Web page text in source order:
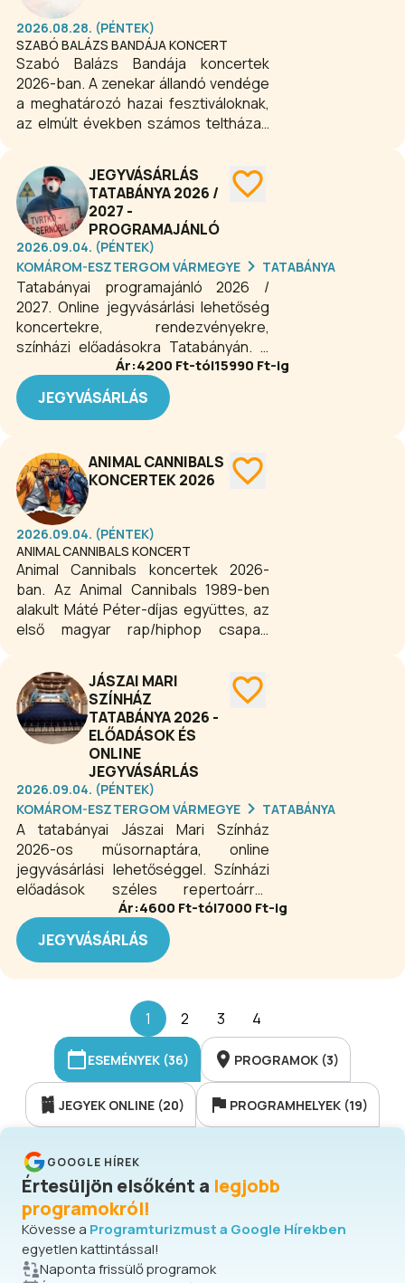
2026.08.28. (PÉNTEK)
SZABÓ BALÁZS BANDÁJA KONCERT
Szabó Balázs Bandája koncertek
2026-ban. A zenekar állandó vendége
a meghatározó hazai fesztiváloknak,
az elmúlt években számos teltházas
vidéken, külföldön pedig olyan neves
külföldi fesztiválon is
bemutatkozhattak már, mint a
hollandiai Eurosonic, ami Európa
legnagyobb showcase fesztiválja.
JEGYVÁSÁRLÁS
TATABÁNYA 2026 /
2027 -
PROGRAMAJÁNLÓ
2026.09.04. (PÉNTEK)
KOMÁROM-ESZTERGOM VÁRMEGYE
TATABÁNYA
Tatabányai programajánló 2026 /
2027. Online jegyvásárlási lehetőség
koncertekre, rendezvényekre,
színházi előadásokra Tatabányán. A
város kulturális élete virágzó. A
különböző helyszíneken számos
eseményt, fesztivált és kiállítás
rendeznek. A hely bővelkedik
szórakozási lehetőségekkel együtt
vonzzák a turistákat.
Ár:4200 Ft-tól15990 Ft-ig
JEGYVÁSÁRLÁS
ANIMAL CANNIBALS
KONCERTEK 2026
2026.09.04. (PÉNTEK)
ANIMAL CANNIBALS KONCERT
Animal Cannibals koncertek 2026-
ban. Az Animal Cannibals 1989-ben
alakult Máté Péter-díjas együttes, az
első magyar rap/hiphop csapat.
zenéiket, és az idők során számos,
mára sikeres előadót fedeztek fel.
JÁSZAI MARI
SZÍNHÁZ
TATABÁNYA 2026 -
ELŐADÁSOK ÉS
ONLINE
JEGYVÁSÁRLÁS
2026.09.04. (PÉNTEK)
KOMÁROM-ESZTERGOM VÁRMEGYE
TATABÁNYA
A tatabányai Jászai Mari Színház
2026-os műsornaptára, online
jegyvásárlási lehetőséggel. Színházi
előadások széles repertoárral,
felnőtt- és gyermekdarabokkal várják
a közönséget egész évben
Tatabányán. A vármegye egyetlen
kőszínházaként meghatározó
környezete életében. A színház
játszóhelyeinek adottságaiból
kifolyólag sok műfaj bemutatására
alkalmas. Nagy hangsúlyt fektetnek a
fiatal korosztálynak szóló darabokra,
ezzel segítve a színházi élmény lehető
legkorábbi megtapasztalását.
Ár:4600 Ft-tól7000 Ft-ig
JEGYVÁSÁRLÁS
1 2 3 4
ESEMÉNYEK (36) PROGRAMOK (3)
JEGYEK ONLINE (20) PROGRAMHELYEK (19)
GOOGLE HÍREK
Értesüljön elsőként a legjobb
programokról!
Kövesse a Programturizmust a Google Hírekben
egyetlen kattintással!
Naponta frissülő programok